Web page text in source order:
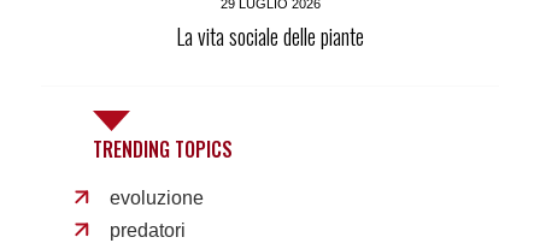
29 LUGLIO 2026
La vita sociale delle piante
TRENDING TOPICS
evoluzione
predatori